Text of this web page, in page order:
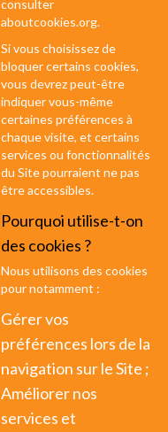
consulter
aboutcookies.org.
Si vous choisissez de
bloquer certains cookies,
vous devrez peut-être
indiquer vous-même
certaines préférences à
chaque visite, et certains
services ou fonctionnalités
du Site pourraient ne pas
être accessibles.
Pourquoi utilise-t-on
des cookies ?
Nous utilisons des cookies
pour notamment :
Gérer vos
préférences lors de la
navigation sur le Site ;
Améliorer nos
services et